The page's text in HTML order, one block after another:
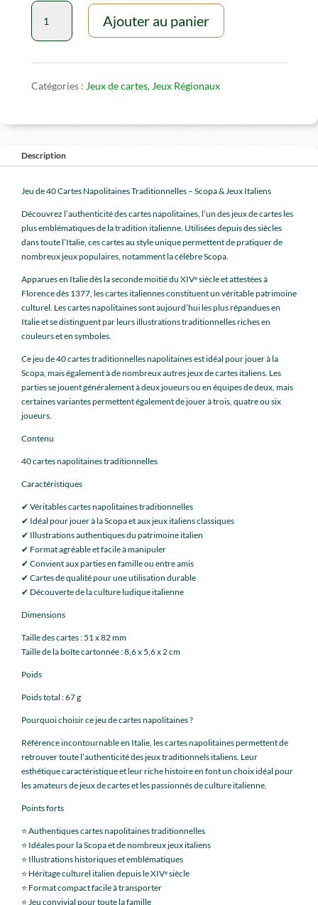
quantité
Cartes
Napolitaines
Negro
Ajouter au panier
Catégories : Jeux de cartes, Jeux Régionaux
Description
Jeu de 40 Cartes Napolitaines Traditionnelles – Scopa & Jeux Italiens
Découvrez l’authenticité des cartes napolitaines, l’un des jeux de cartes les
plus emblématiques de la tradition italienne. Utilisées depuis des siècles
dans toute l’Italie, ces cartes au style unique permettent de pratiquer de
nombreux jeux populaires, notamment la célèbre Scopa.
Apparues en Italie dès la seconde moitié du XIVᵉ siècle et attestées à
Florence dès 1377, les cartes italiennes constituent un véritable patrimoine
culturel. Les cartes napolitaines sont aujourd’hui les plus répandues en
Italie et se distinguent par leurs illustrations traditionnelles riches en
couleurs et en symboles.
Ce jeu de 40 cartes traditionnelles napolitaines est idéal pour jouer à la
Scopa, mais également à de nombreux autres jeux de cartes italiens. Les
parties se jouent généralement à deux joueurs ou en équipes de deux, mais
certaines variantes permettent également de jouer à trois, quatre ou six
joueurs.
Contenu
40 cartes napolitaines traditionnelles
Caractéristiques
✔ Véritables cartes napolitaines traditionnelles
✔ Idéal pour jouer à la Scopa et aux jeux italiens classiques
✔ Illustrations authentiques du patrimoine italien
✔ Format agréable et facile à manipuler
✔ Convient aux parties en famille ou entre amis
✔ Cartes de qualité pour une utilisation durable
✔ Découverte de la culture ludique italienne
Dimensions
Taille des cartes : 51 x 82 mm
Taille de la boîte cartonnée : 8,6 x 5,6 x 2 cm
Poids
Poids total : 67 g
Pourquoi choisir ce jeu de cartes napolitaines ?
Référence incontournable en Italie, les cartes napolitaines permettent de
retrouver toute l’authenticité des jeux traditionnels italiens. Leur
esthétique caractéristique et leur riche histoire en font un choix idéal pour
les amateurs de jeux de cartes et les passionnés de culture italienne.
Points forts
⭐ Authentiques cartes napolitaines traditionnelles
⭐ Idéales pour la Scopa et de nombreux jeux italiens
⭐ Illustrations historiques et emblématiques
⭐ Héritage culturel italien depuis le XIVᵉ siècle
⭐ Format compact facile à transporter
⭐ Jeu convivial pour toute la famille